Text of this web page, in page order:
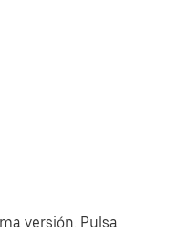
versión. Pulsa